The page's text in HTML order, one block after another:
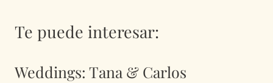
Te puede interesar:
Weddings: Tana & Carlos